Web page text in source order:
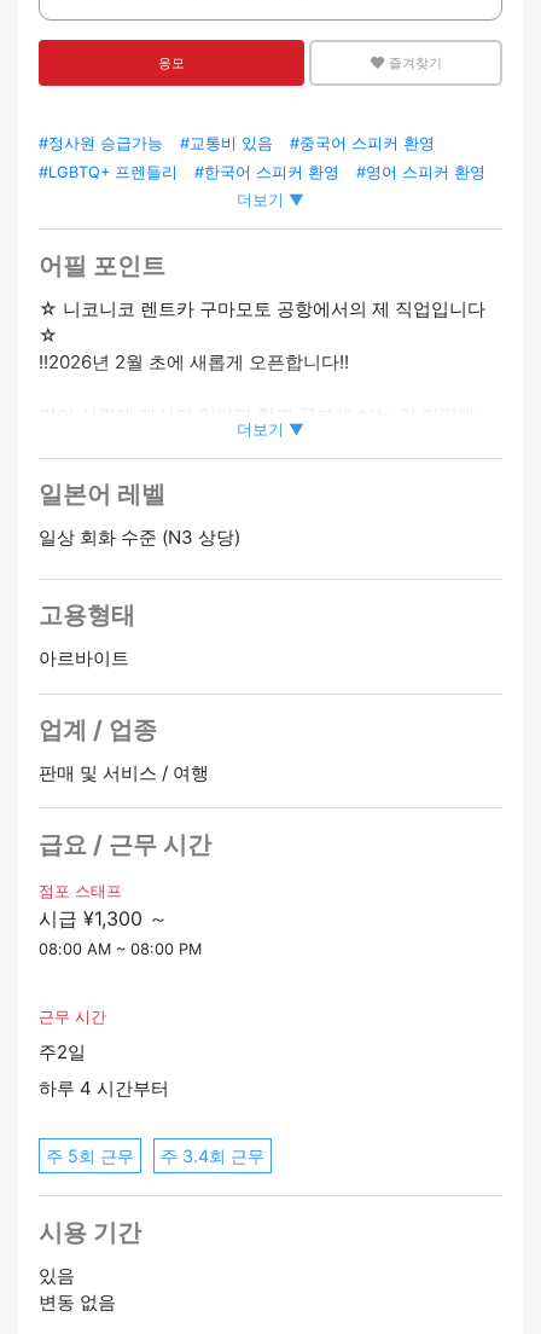
응모 즐겨찾기
#정사원 승급가능 #교통비 있음
#중국어 스피커 환영
#LGBTQ+ 프렌들리
#한국어 스피커 환영
#영어 스피커 환영
#차·오토바이 출퇴근 OK
있음
#트레이닝 있음
더보기 ▼
어필 포인트
☆ 니코니코 렌트카 구마모토 공항에서의 제 직업입니다
☆
!!2026년 2월 초에 새롭게 오픈합니다!!
언어 실력에 자신이 있다면 함께 공부해 보는 건 어떨까
영어뿐만 아니라 한국어, 중국어, 태국어를 구사할 수 있는
고객은 접수 절차를 완료해야 합니다.
또한 렌터카를 청소하세요.
세차를 하고 청소 작업도 해 주세요!
\ 라이센스가 있으신 분도 대환영!/
교통비 지급/급여 인상 가능/유니폼 브래킷/직원 승진 가능
★ 미경험자도 OK
★ 아르바이트에서 점장이 된 분들도 많이 있습니다.
선배가 알기 쉽게 지원해 드리니 걱정하지 마세요 ♪
운전이 불안하면 선배가 알려줄 거예요
더보기 ▼
일본어 레벨
일상 회화 수준 (N3 상당)
고용형태
아르바이트
업계 / 업종
판매 및 서비스 / 여행
급요 / 근무 시간
점포 스태프
시급 ¥1,300 ～
08:00 AM ~ 08:00 PM
근무 시간
주2일
하루 4 시간부터
주 5회 근무 주 3.4회 근무
시용 기간
있음
변동 없음